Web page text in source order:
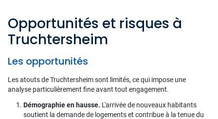
Opportunités et risques à
Truchtersheim
Les opportunités
Les atouts de Truchtersheim sont limités, ce qui impose une
analyse particulièrement fine avant tout engagement.
Démographie en hausse. L'arrivée de nouveaux habitants
soutient la demande de logements et contribue à la tenue du